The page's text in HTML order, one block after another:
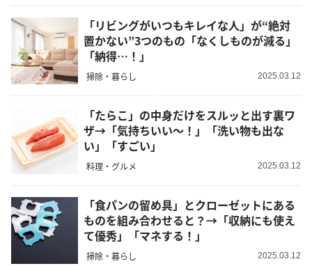
「リビングがいつもキレイな人」が“絶対
置かない”3つのもの「なくしものが減る」
「納得…！」
掃除・暮らし 2025.03.12
「たらこ」の中身だけをスルッと出す裏ワ
ザ→「気持ちいい～！」「洗い物も出な
い」「すごい」
料理・グルメ 2025.03.12
「食パンの留め具」とクローゼットにある
ものを組み合わせると？→「収納にも使え
て優秀」「マネする！」
掃除・暮らし 2025.03.12